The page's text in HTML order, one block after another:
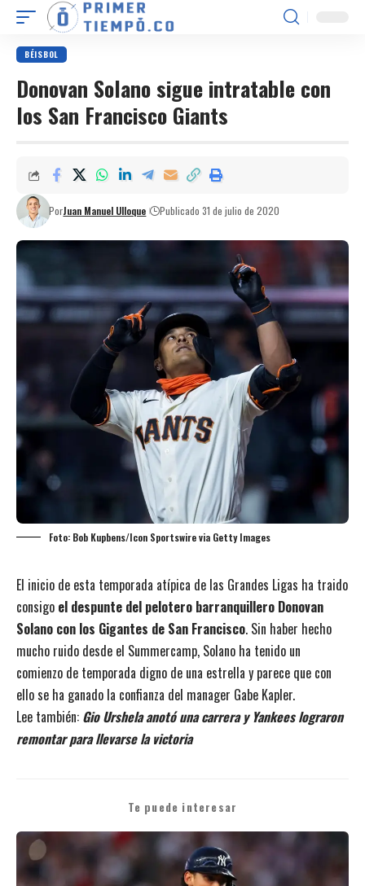
BÉISBOL
Donovan Solano sigue intratable con
los San Francisco Giants
PorJuan Manuel Ulloque Publicado 31 de julio de 2020
Foto: Bob Kupbens/Icon Sportswire via Getty Images
El inicio de esta temporada atípica de las Grandes Ligas ha traido
consigo el despunte del pelotero barranquillero Donovan
Solano con los Gigantes de San Francisco. Sin haber hecho
mucho ruido desde el Summercamp, Solano ha tenido un
comienzo de temporada digno de una estrella y parece que con
ello se ha ganado la confianza del manager Gabe Kapler.
Lee también: Gio Urshela anotó una carrera y Yankees lograron
remontar para llevarse la victoria
Te puede interesar